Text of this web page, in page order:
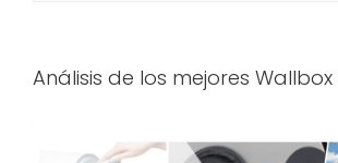
Análisis de los mejores Wallbox